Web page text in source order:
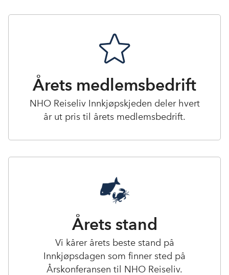
Årets medlemsbedrift
NHO Reiseliv Innkjøpskjeden deler hvert
år ut pris til årets medlemsbedrift.
Årets stand
Vi kårer årets beste stand på
Innkjøpsdagen som finner sted på
Årskonferansen til NHO Reiseliv.